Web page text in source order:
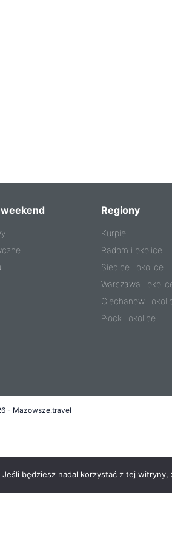
weekend Regiony
Kurpie
Radom i okolice
Siedlce i okolice
Warszawa i
Ciechanów i
Płock i okolice
- Mazowsze.travel
będziesz nadal korzystać z tej witryny,